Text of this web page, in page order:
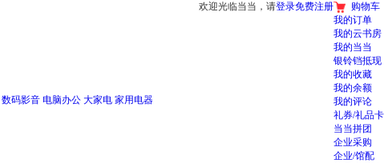
欢迎光临当当，请登录免费注册
购物车
我的订单
我的云书房
我的当当
银铃铛抵现
我的收藏
我的余额
我的评论
礼券/礼品卡
当当拼团
企业采购
企业/馆配
数码影音 电脑办公 大家电 家用电器